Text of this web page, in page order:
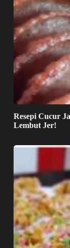
Resepi Cucur
Lembut Jer!